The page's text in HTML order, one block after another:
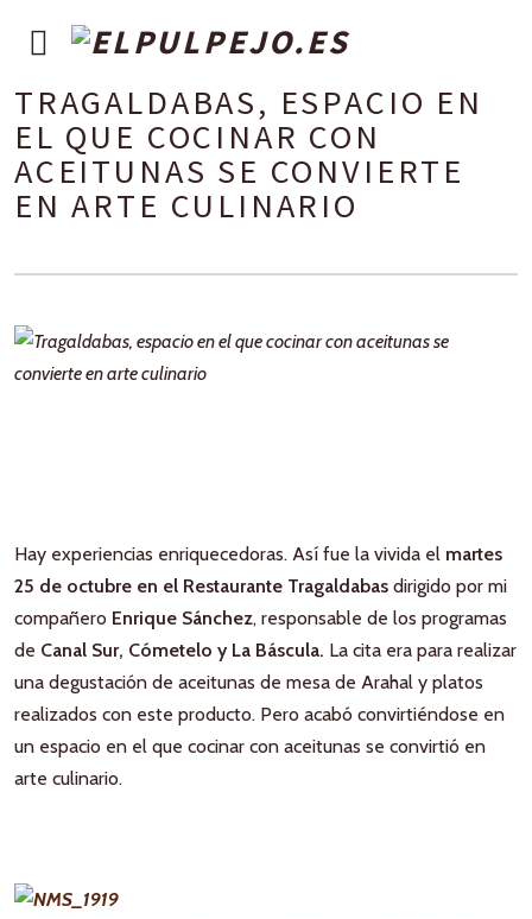
TRAGALDABAS, ESPACIO EN
EL QUE COCINAR CON
ACEITUNAS SE CONVIERTE
EN ARTE CULINARIO
Hay experiencias enriquecedoras. Así fue la vivida el martes
25 de octubre en el Restaurante Tragaldabas dirigido por mi
compañero Enrique Sánchez, responsable de los programas
de Canal Sur, Cómetelo y La Báscula. La cita era para realizar
una degustación de aceitunas de mesa de Arahal y platos
realizados con este producto. Pero acabó convirtiéndose en
un espacio en el que cocinar con aceitunas se convirtió en
arte culinario.